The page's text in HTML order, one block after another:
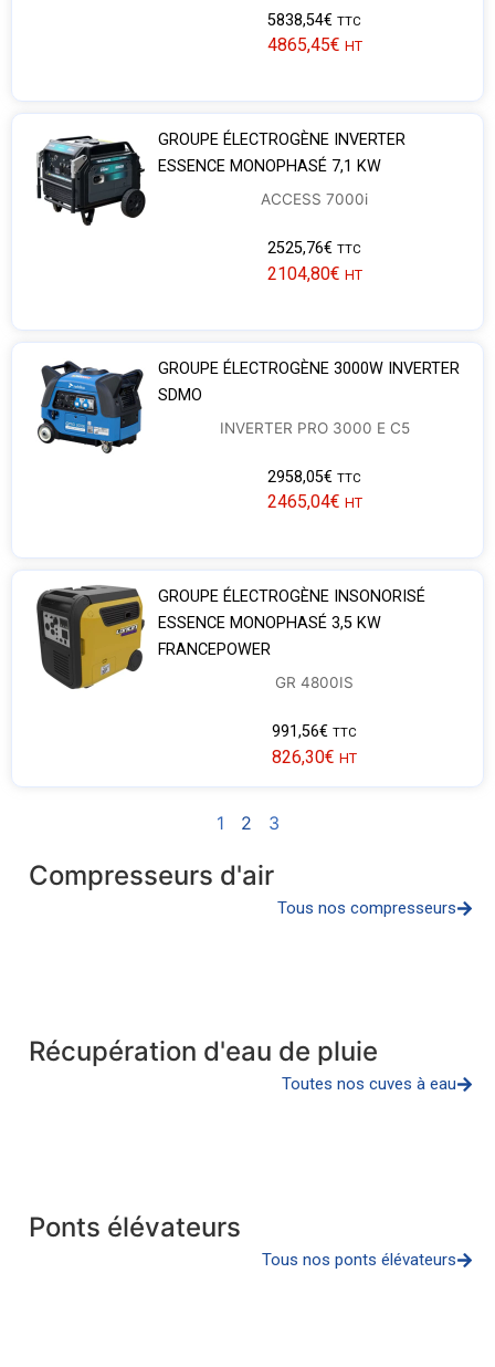
5838,54€ TTC
4865,45€ HT
GROUPE ÉLECTROGÈNE INVERTER
ESSENCE MONOPHASÉ 7,1 KW
ACCESS 7000i
2525,76€ TTC
2104,80€ HT
GROUPE ÉLECTROGÈNE 3000W INVERTER
SDMO
INVERTER PRO 3000 E C5
2958,05€ TTC
2465,04€ HT
GROUPE ÉLECTROGÈNE INSONORISÉ
ESSENCE MONOPHASÉ 3,5 KW
FRANCEPOWER
GR 4800IS
991,56€ TTC
826,30€ HT
1 2 3
Compresseurs d'air
Tous nos compresseurs
Récupération d'eau de pluie
Toutes nos cuves à eau
Ponts élévateurs
Tous nos ponts élévateurs